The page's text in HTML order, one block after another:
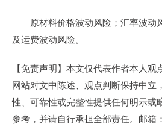
原材料价格波动风险；汇率波动
及运费波动风险。
【免责声明】本文仅代表作者本人
网站对文中陈述、观点判断保持中立
性、可靠性或完整性提供任何明示或
参考，并请自行承担全部责任。邮箱